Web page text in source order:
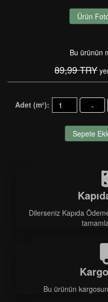
Ürün
Bu ürünün
89,99 TRY
Adet (m²): -
Sepete
Dilerseniz Kapıda
Bu ürünün